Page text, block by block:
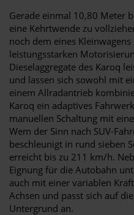
Gerade einmal 10,80 Meter
eine Kehrtwende zu
noch dem eines
leistungsstarken
Dieselaggregate des Karoq
und lassen sich sowohl mit
einem Allradantrieb
Karoq ein adaptives
manuellen Schaltung mit
Wem der Sinn nach SUV-
beschleunigt in rund sieben
erreicht bis zu 211 km/h.
Eignung für die Autobahn
auch mit einer variablen
Achsen und passt sich auf
Untergrund an.